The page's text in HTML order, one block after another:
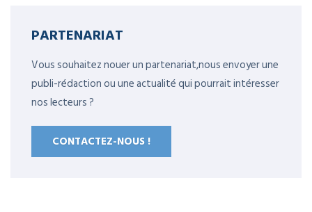
PARTENARIAT
Vous souhaitez nouer un partenariat,nous envoyer une
publi-rédaction ou une actualité qui pourrait intéresser
nos lecteurs ?
CONTACTEZ-NOUS !